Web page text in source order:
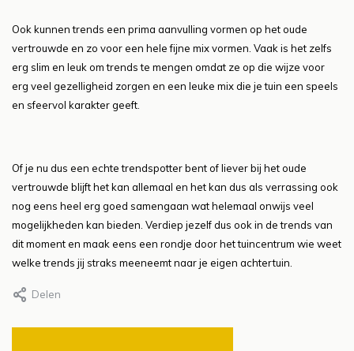
Ook kunnen trends een prima aanvulling vormen op het oude
vertrouwde en zo voor een hele fijne mix vormen. Vaak is het zelfs
erg slim en leuk om trends te mengen omdat ze op die wijze voor
erg veel gezelligheid zorgen en een leuke mix die je tuin een speels
en sfeervol karakter geeft.
Of je nu dus een echte trendspotter bent of liever bij het oude
vertrouwde blijft het kan allemaal en het kan dus als verrassing ook
nog eens heel erg goed samengaan wat helemaal onwijs veel
mogelijkheden kan bieden. Verdiep jezelf dus ook in de trends van
dit moment en maak eens een rondje door het tuincentrum wie weet
welke trends jij straks meeneemt naar je eigen achtertuin.
Delen